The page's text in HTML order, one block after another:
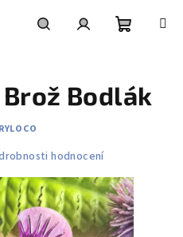
košík
Bodlák
hodnocení